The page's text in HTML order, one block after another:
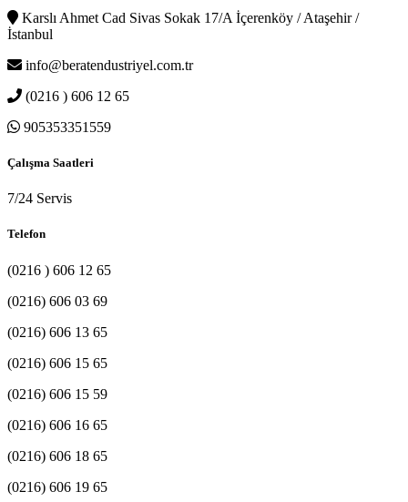
Karslı Ahmet Cad Sivas Sokak 17/A İçerenköy / Ataşehir /
İstanbul
info@beratendustriyel.com.tr
(0216 ) 606 12 65
905353351559
Çalışma Saatleri
7/24 Servis
Telefon
(0216 ) 606 12 65
(0216) 606 03 69
(0216) 606 13 65
(0216) 606 15 65
(0216) 606 15 59
(0216) 606 16 65
(0216) 606 18 65
(0216) 606 19 65